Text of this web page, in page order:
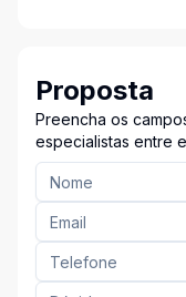
Proposta
Preencha os
especialistas entre